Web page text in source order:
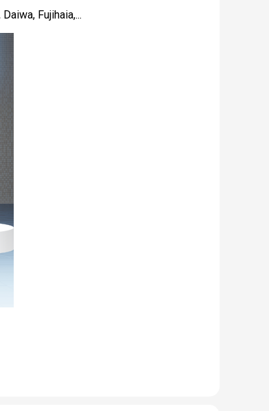
Fujihaia,...
các bệnh về đường hô hấp, viêm mũi, dị